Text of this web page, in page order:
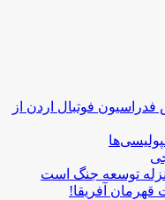
فدراسیون فوتبال اردن از
منزله توسعه جنگ است